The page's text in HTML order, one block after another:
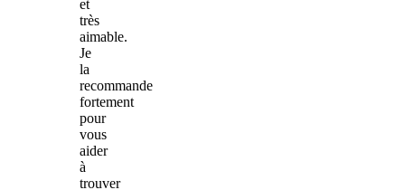
et
très
aimable.
Je
la
recommande
fortement
pour
vous
aider
à
trouver